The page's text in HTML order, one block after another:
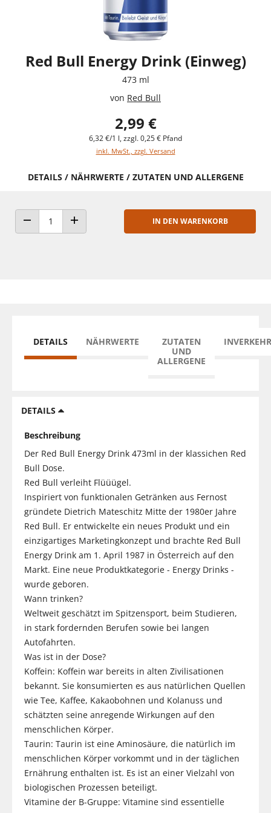
Red Bull Energy Drink (Einweg)
473 ml
von Red Bull
2,99 €
6,32 €/1 l, zzgl. 0,25 € Pfand
inkl. MwSt., zzgl. Versand
DETAILS / NÄHRWERTE / ZUTATEN UND ALLERGENE
ANZAHL VERRINGERNANZAHL ERHÖHEN
IN DEN WARENKORB
DETAILS NÄHRWERTE
ZUTATEN
UND
ALLERGENE
DETAILS
Beschreibung
Der Red Bull Energy Drink 473ml in der klassichen Red
Bull Dose.
Red Bull verleiht Flüüügel.
Inspiriert von funktionalen Getränken aus Fernost
gründete Dietrich Mateschitz Mitte der 1980er Jahre
Red Bull. Er entwickelte ein neues Produkt und ein
einzigartiges Marketingkonzept und brachte Red Bull
Energy Drink am 1. April 1987 in Österreich auf den
Markt. Eine neue Produktkategorie - Energy Drinks -
wurde geboren.
Wann trinken?
Weltweit geschätzt im Spitzensport, beim Studieren,
in stark fordernden Berufen sowie bei langen
Autofahrten.
Was ist in der Dose?
Koffein: Koffein war bereits in alten Zivilisationen
bekannt. Sie konsumierten es aus natürlichen Quellen
wie Tee, Kaffee, Kakaobohnen und Kolanuss und
schätzten seine anregende Wirkungen auf den
menschlichen Körper.
Taurin: Taurin ist eine Aminosäure, die natürlich im
menschlichen Körper vorkommt und in der täglichen
Ernährung enthalten ist. Es ist an einer Vielzahl von
biologischen Prozessen beteiligt.
Vitamine der B-Gruppe: Vitamine sind essentielle